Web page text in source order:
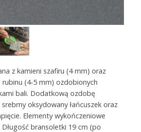
z kamieni szafiru (4 mm) oraz
(4-5 mm) ozdobionych
bali. Dodatkową ozdobę
oksydowany łańcuszek oraz
Elementy wykończeniowe
bransoletki 19 cm (po